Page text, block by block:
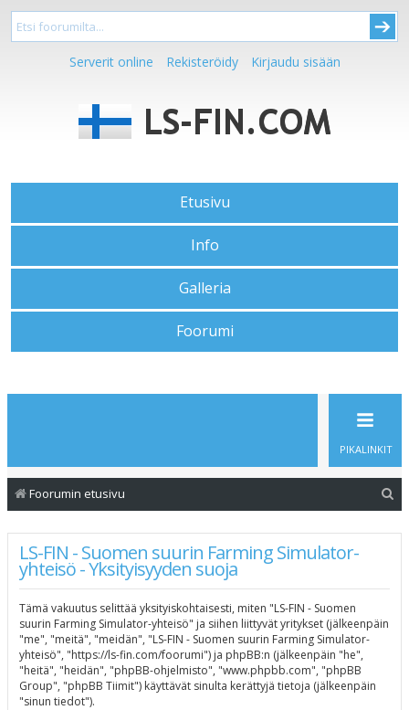
Serverit online Rekisteröidy Kirjaudu sisään
Etusivu
Info
Galleria
Foorumi
PIKALINKIT
Foorumin etusivu
LS-FIN - Suomen suurin Farming Simulator-
yhteisö - Yksityisyyden suoja
Tämä vakuutus selittää yksityiskohtaisesti, miten "LS-FIN - Suomen
suurin Farming Simulator-yhteisö" ja siihen liittyvät yritykset (jälkeenpäin
"me", "meitä", "meidän", "LS-FIN - Suomen suurin Farming Simulator-
yhteisö", "https://ls-fin.com/foorumi") ja phpBB:n (jälkeenpäin "he",
"heitä", "heidän", "phpBB-ohjelmisto", "www.phpbb.com", "phpBB
Group", "phpBB Tiimit") käyttävät sinulta kerättyjä tietoja (jälkeenpäin
"sinun tiedot").